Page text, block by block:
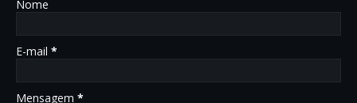
Nome
E-mail *
Mensagem *